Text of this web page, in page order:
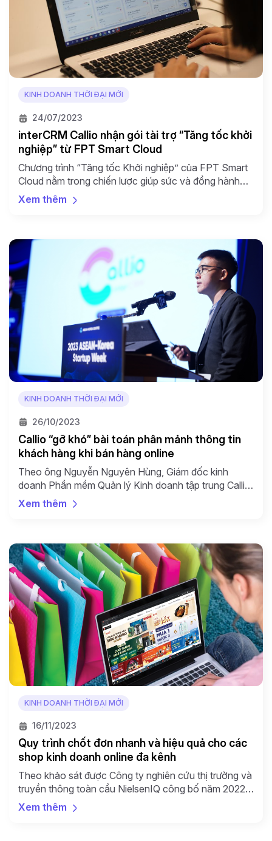
KINH DOANH THỜI ĐẠI MỚI
24/07/2023
interCRM Callio nhận gói tài trợ “Tăng tốc khởi
nghiệp” từ FPT Smart Cloud
Chương trình “Tăng tốc Khởi nghiệp” của FPT Smart
Cloud nằm trong chiến lược giúp sức và đồng hành
cùng các công ty khởi nghiệp tại Việt Nam nhằm giúp
các doanh nghiệp tiếp cận và khai thác tối đa các giải
Xem thêm
KINH DOANH THỜI ĐẠI MỚI
26/10/2023
Callio “gỡ khó” bài toán phân mảnh thông tin
khách hàng khi bán hàng online
Theo ông Nguyễn Nguyên Hùng, Giám đốc kinh
doanh Phần mềm Quản lý Kinh doanh tập trung Callio,
nhờ “chat bán hàng 360”, Callio đã giải quyết “cơn
đau đầu” của nhà bán hàng online, doanh nghiệp về
Xem thêm
KINH DOANH THỜI ĐẠI MỚI
16/11/2023
Quy trình chốt đơn nhanh và hiệu quả cho các
shop kinh doanh online đa kênh
Theo khảo sát được Công ty nghiên cứu thị trường và
truyền thông toàn cầu NielsenIQ công bố năm 2022,
có 8/10 người tiêu dùng trong khu vực châu Á Thái
Bình Dương tiếp tục lựa chọn xu hướng mua sắm đa
Xem thêm